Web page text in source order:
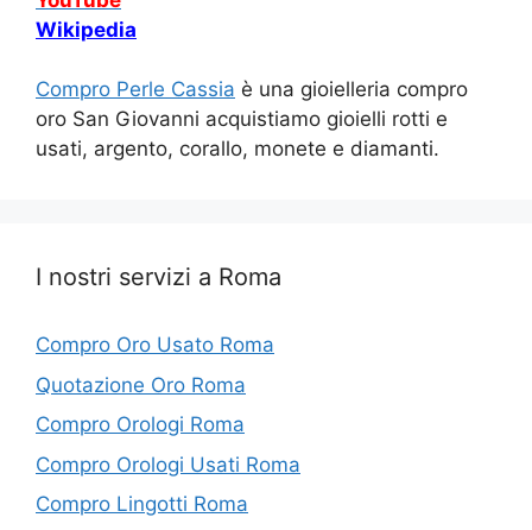
Wikipedia
Compro Perle Cassia è una gioielleria compro
oro San Giovanni acquistiamo gioielli rotti e
usati, argento, corallo, monete e diamanti.
I nostri servizi a Roma
Compro Oro Usato Roma
Quotazione Oro Roma
Compro Orologi Roma
Compro Orologi Usati Roma
Compro Lingotti Roma